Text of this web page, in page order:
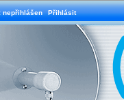
nepřihlášen Přihlásit